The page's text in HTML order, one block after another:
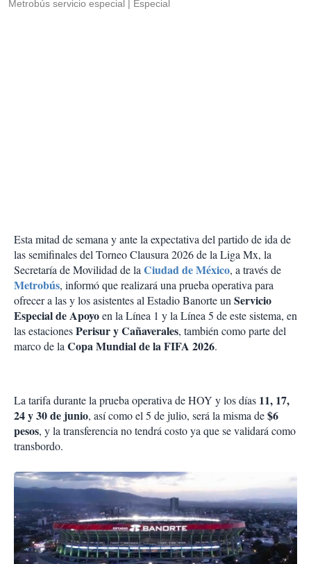
Metrobús servicio especial Especial
Esta mitad de semana y ante la expectativa del partido de ida de
las semifinales del Torneo Clausura 2026 de la Liga Mx, la
Secretaría de Movilidad de laCiudad de México, a través de
Metrobús, informó que realizará una prueba operativa para
ofrecer a las y los asistentes al Estadio Banorte unServicio
Especial de Apoyoen la Línea 1 y la Línea 5 de este sistema, en
las estacionesPerisur y Cañaverales, también como parte del
marco de laCopa Mundial de la FIFA 2026.
La tarifa durante la prueba operativa de HOY y los días 11, 17,
24 y 30 de junio, así como el 5 de julio, será la misma de$6
pesos, y la transferencia no tendrá costo ya que se validará como
transbordo.